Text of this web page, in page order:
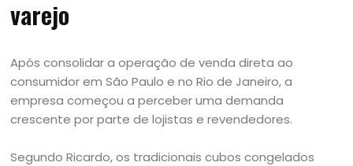
varejo
Após consolidar a operação de venda direta ao
consumidor em São Paulo e no Rio de Janeiro, a
empresa começou a perceber uma demanda
crescente por parte de lojistas e revendedores.
Segundo Ricardo, os tradicionais cubos congelados